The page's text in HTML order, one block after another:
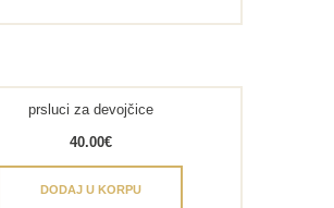
prsluci za devojčice
40.00€
DODAJ U KORPU